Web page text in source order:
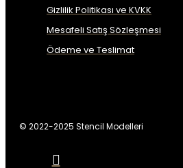
Gizlilik Politikası ve KVKK
Mesafeli Satış Sözleşmesi
Ödeme ve Teslimat
© 2022-2025 Stencil Modelleri